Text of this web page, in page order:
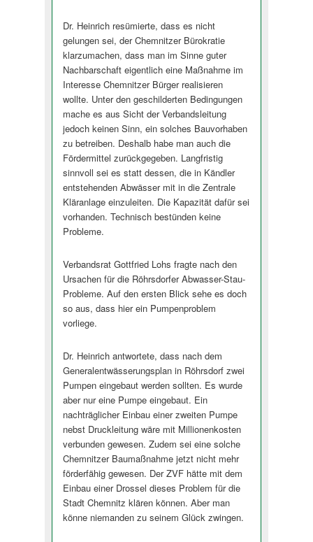
Dr. Heinrich resümierte, dass es nicht
gelungen sei, der Chemnitzer Bürokratie
klarzumachen, dass man im Sinne guter
Nachbarschaft eigentlich eine Maßnahme im
Interesse Chemnitzer Bürger realisieren
wollte. Unter den geschilderten Bedingungen
mache es aus Sicht der Verbandsleitung
jedoch keinen Sinn, ein solches Bauvorhaben
zu betreiben. Deshalb habe man auch die
Fördermittel zurückgegeben. Langfristig
sinnvoll sei es statt dessen, die in Kändler
entstehenden Abwässer mit in die Zentrale
Kläranlage einzuleiten. Die Kapazität dafür sei
vorhanden. Technisch bestünden keine
Probleme.
Verbandsrat Gottfried Lohs fragte nach den
Ursachen für die Röhrsdorfer Abwasser-Stau-
Probleme. Auf den ersten Blick sehe es doch
so aus, dass hier ein Pumpenproblem
vorliege.
Dr. Heinrich antwortete, dass nach dem
Generalentwässerungsplan in Röhrsdorf zwei
Pumpen eingebaut werden sollten. Es wurde
aber nur eine Pumpe eingebaut. Ein
nachträglicher Einbau einer zweiten Pumpe
nebst Druckleitung wäre mit Millionenkosten
verbunden gewesen. Zudem sei eine solche
Chemnitzer Baumaßnahme jetzt nicht mehr
förderfähig gewesen. Der ZVF hätte mit dem
Einbau einer Drossel dieses Problem für die
Stadt Chemnitz klären können. Aber man
könne niemanden zu seinem Glück zwingen.